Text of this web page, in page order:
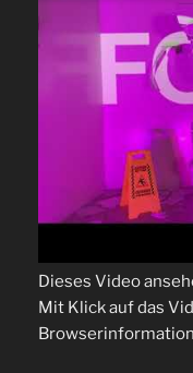
Dieses Video
Mit Klick auf das